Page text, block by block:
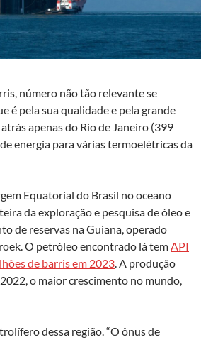
número não tão relevante se
é pela sua qualidade e pela grande
, atrás apenas do Rio de Janeiro (399
energia para várias termoelétricas da
Equatorial do Brasil no oceano
da exploração e pesquisa de óleo e
de reservas na Guiana, operado
O petróleo encontrado lá tem API
de barris em 2023 . A produção
o maior crescimento no mundo,
dessa região. “O ônus de